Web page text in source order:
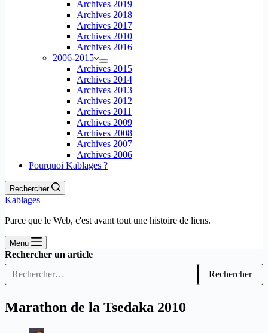
Archives 2019
Archives 2018
Archives 2017
Archives 2010
Archives 2016
2006-2015
Archives 2015
Archives 2014
Archives 2013
Archives 2012
Archives 2011
Archives 2009
Archives 2008
Archives 2007
Archives 2006
Pourquoi Kablages ?
Rechercher
Kablages
Parce que le Web, c'est avant tout une histoire de liens.
Menu
Rechercher un article
Rechercher
Marathon de la Tsedaka 2010